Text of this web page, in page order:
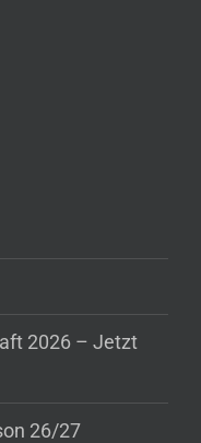
2026 – Jetzt
26/27